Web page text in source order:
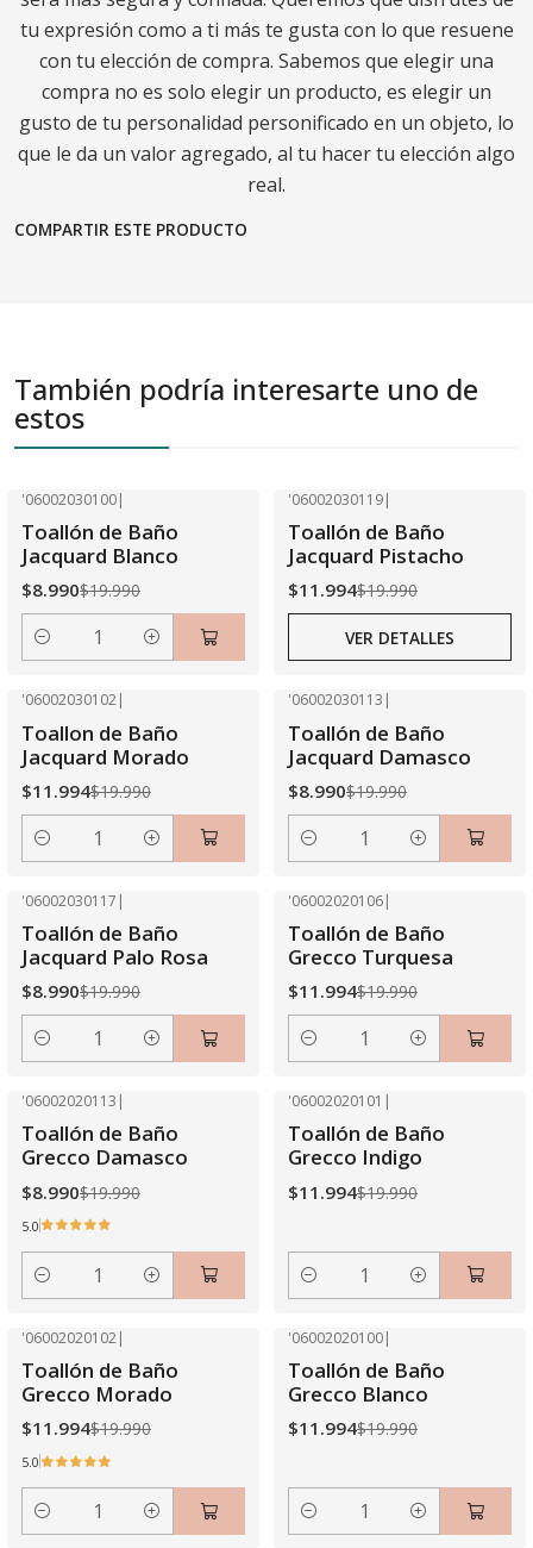
tu expresión como a ti más te gusta con lo que resuene
con tu elección de compra. Sabemos que elegir una
compra no es solo elegir un producto, es elegir un
gusto de tu personalidad personificado en un objeto, lo
que le da un valor agregado, al tu hacer tu elección algo
real.
COMPARTIR ESTE PRODUCTO
También podría interesarte uno de
estos
'06002030100|
Toallón de Baño
Jacquard Blanco
$8.990$19.990
Cantidad
'06002030119|
Toallón de Baño
Jacquard Pistacho
$11.994$19.990
VER DETALLES
'06002030102|
Toallon de Baño
Jacquard Morado
$11.994$19.990
Cantidad
'06002030113 |
Toallón de Baño
Jacquard Damasco
$8.990$19.990
Cantidad
'06002030117 |
Toallón de Baño
Jacquard Palo Rosa
$8.990$19.990
Cantidad
'06002020106|
Toallón de Baño
Grecco Turquesa
$11.994$19.990
Cantidad
'06002020113 |
Toallón de Baño
Grecco Damasco
$8.990$19.990
5.0
Cantidad
'06002020101 |
Toallón de Baño
Grecco Indigo
$11.994$19.990
Cantidad
'06002020102|
Toallón de Baño
Grecco Morado
$11.994$19.990
5.0
Cantidad
'06002020100|
Toallón de Baño
Grecco Blanco
$11.994$19.990
Cantidad